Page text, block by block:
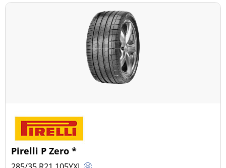
Pirelli P Zero *